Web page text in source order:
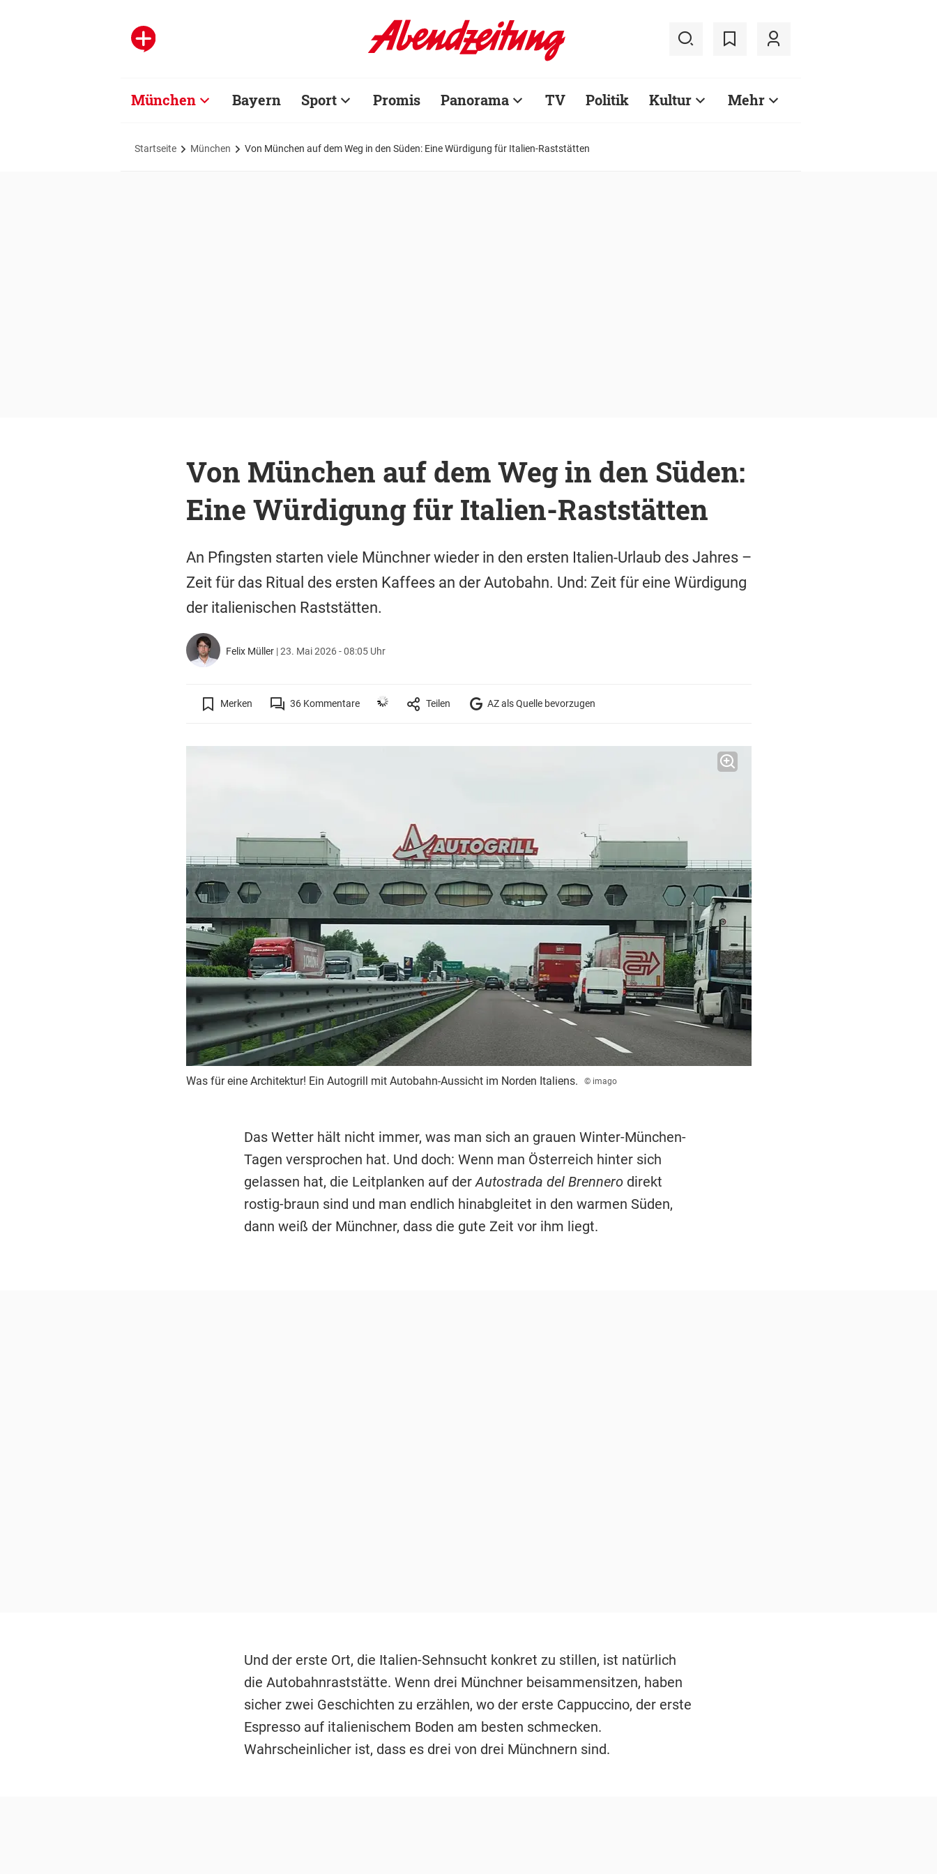
München Bayern Sport Promis Panorama TV Politik Kultur Mehr
Startseite München Von München auf dem Weg in den Süden: Eine Würdigung für Italien-Raststätten
Von München auf dem Weg in den Süden:
Eine Würdigung für Italien-Raststätten
An Pfingsten starten viele Münchner wieder in den ersten Italien-Urlaub des Jahres –
Zeit für das Ritual des ersten Kaffees an der Autobahn. Und: Zeit für eine Würdigung
der italienischen Raststätten.
Felix Müller |23. Mai 2026 - 08:05 Uhr
Merken 36Kommentare Teilen AZ als Quelle bevorzugen
Was für eine Architektur! Ein Autogrill mit Autobahn-Aussicht im Norden Italiens. © imago
Das Wetter hält nicht immer, was man sich an grauen Winter-München-
Tagen versprochen hat. Und doch: Wenn man Österreich hinter sich
gelassen hat, die Leitplanken auf der Autostrada del Brennerodirekt
rostig-braun sind und man endlich hinabgleitet in den warmen Süden,
dann weiß der Münchner, dass die gute Zeit vor ihm liegt.
Und der erste Ort, die Italien-Sehnsucht konkret zu stillen, ist natürlich
die Autobahnraststätte. Wenn drei Münchner beisammensitzen, haben
sicher zwei Geschichten zu erzählen, wo der erste Cappuccino, der erste
Espresso auf italienischem Boden am besten schmecken.
Wahrscheinlicher ist, dass es drei von drei Münchnern sind.